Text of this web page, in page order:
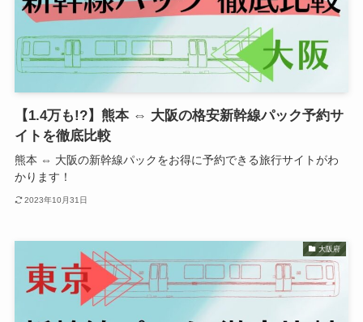
【1.4万も!?】熊本 ⇔ 大阪の格安新幹線パック予約サ
イトを徹底比較
熊本 ⇔ 大阪の新幹線パックをお得に予約できる旅行サイトがわ
かります！
2023年10月31日
大阪府